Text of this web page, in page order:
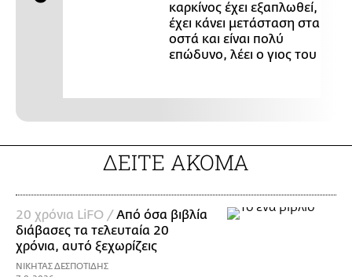
καρκίνος έχει εξαπλωθεί,
έχει κάνει μετάσταση στα
οστά και είναι πολύ
επώδυνο, λέει ο γιος του
ΔΕΙΤΕ ΑΚΟΜΑ
20 χρόνια LiFO /Από όσα βιβλία
διάβασες τα τελευταία 20
χρόνια, αυτό ξεχωρίζεις
ΝΙΚΗΤΑΣ ΔΕΣΠΟΤΙΔΗΣ